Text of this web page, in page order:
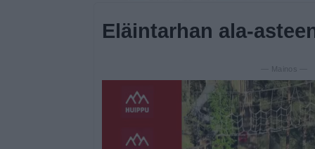
Eläintarhan ala-
— Mainos —